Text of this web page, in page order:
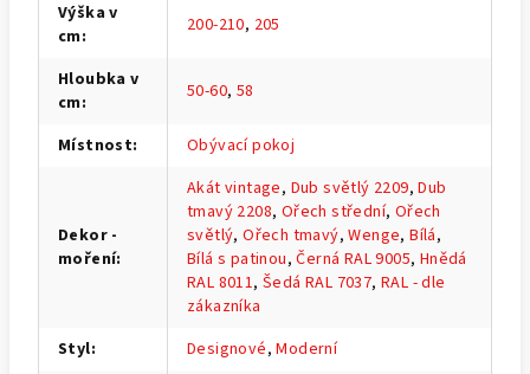
Výška v
cm: 200-210, 205
Hloubka v
cm: 50-60, 58
Místnost: Obývací pokoj
Dekor -
moření:
Akát vintage, Dub světlý 2209,Dub
tmavý 2208, Ořech střední, Ořech
světlý,Ořech tmavý,Wenge,Bílá,
Bílá s patinou,Černá RAL 9005, Hnědá
RAL 8011,Šedá RAL 7037,RAL - dle
zákazníka
Styl: Designové,Moderní